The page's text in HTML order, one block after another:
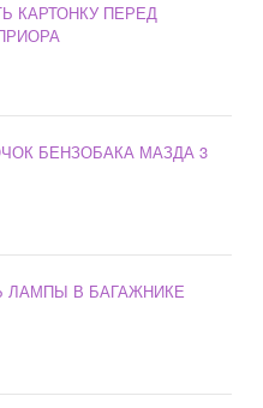
КАРТОНКУ ПЕРЕД
БЕНЗОБАКА МАЗДА 3
ЛАМПЫ В БАГАЖНИКЕ